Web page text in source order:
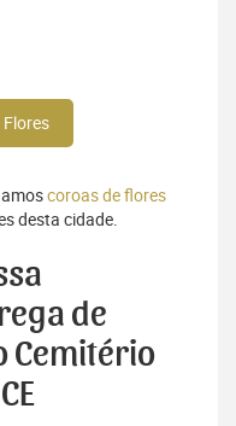
coroas de flores
desta cidade.
de
Cemitério